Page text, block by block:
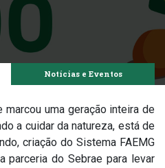
Notícias e Eventos
marcou uma geração inteira de
a cuidar da natureza, está de
criação do Sistema FAEMG
parceria do Sebrae para levar